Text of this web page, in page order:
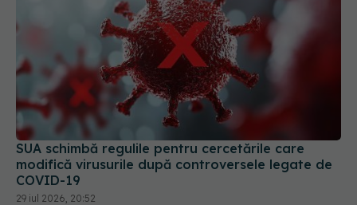
SUA schimbă regulile pentru cercetările care
modifică virusurile după controversele legate de
COVID-19
29 iul 2026, 20:52